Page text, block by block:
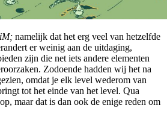
namelijk dat het erg veel van hetzelfde
er weinig aan de uitdaging,
zijn die net iets andere elementen
Zodoende hadden wij het na
omdat je elk level wederom van
tot het einde van het level. Qua
maar dat is dan ook de enige reden om